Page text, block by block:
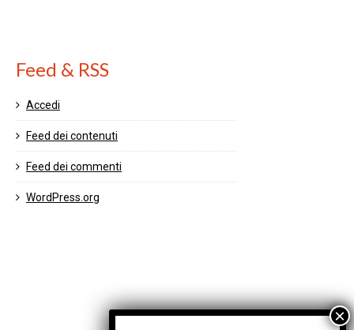
Feed & RSS
Accedi
Feed dei contenuti
Feed dei commenti
WordPress.org